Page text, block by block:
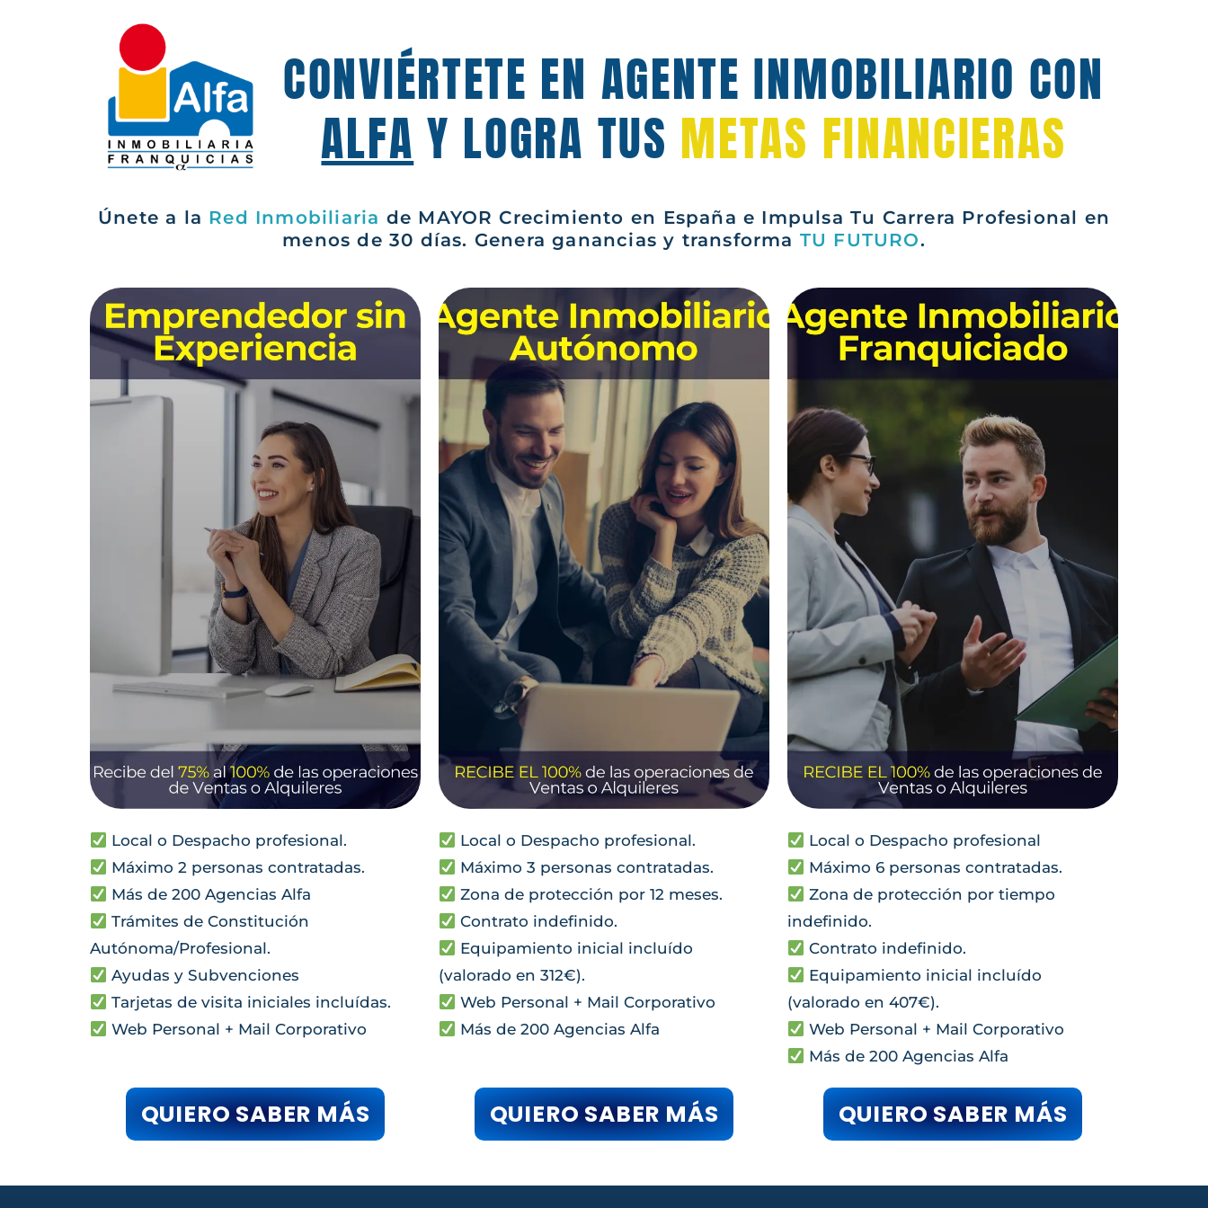
CONVIÉRTETE EN AGENTE INMOBILIARIO CON
ALFA Y LOGRA TUS METAS FINANCIERAS
Únete a la Red Inmobiliaria de MAYOR Crecimiento en España e Impulsa Tu Carrera Profesional en
menos de 30 días. Genera ganancias y transforma TU FUTURO.
Local o Despacho profesional.
Máximo 2 personas contratadas.
Más de 200 Agencias Alfa
Trámites de Constitución
Autónoma/Profesional.
Ayudas y Subvenciones
Tarjetas de visita iniciales incluídas.
Web Personal + Mail Corporativo
Local o Despacho profesional.
Máximo 3 personas contratadas.
Zona de protección por 12 meses.
Contrato indefinido.
Equipamiento inicial incluído
(valorado en 312€).
Web Personal + Mail Corporativo
Más de 200 Agencias Alfa
Local o Despacho profesional
Máximo 6 personas contratadas.
Zona de protección por tiempo
indefinido.
Contrato indefinido.
Equipamiento inicial incluído
(valorado en 407€).
Web Personal + Mail Corporativo
Más de 200 Agencias Alfa
QUIERO SABER MÁS QUIERO SABER MÁS QUIERO SABER MÁS